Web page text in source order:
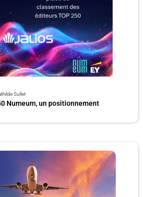
Sullet
Numeum, un positionnement